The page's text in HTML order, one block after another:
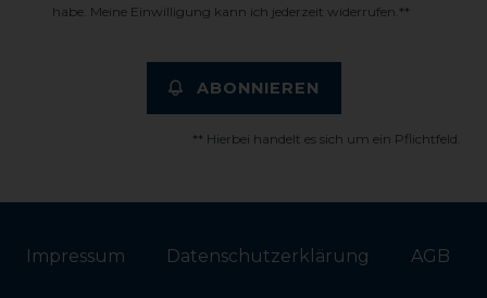
habe. Meine Einwilligung kann ich jederzeit widerrufen.**
ABONNIEREN
** Hierbei handelt es sich um ein Pflichtfeld.
Impressum Daten­schutz­erklärung AGB